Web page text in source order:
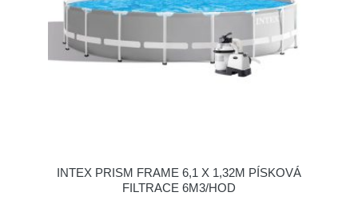
INTEX PRISM FRAME 6,1 X 1,32M PÍSKOVÁ
FILTRACE 6M3/HOD